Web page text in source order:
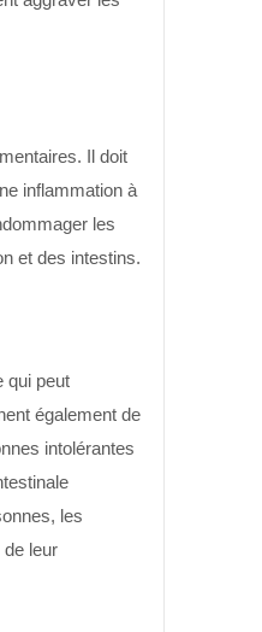
Il doit
inflammation à
les
et des intestins.
qui peut
également de
intolérantes
les
leur